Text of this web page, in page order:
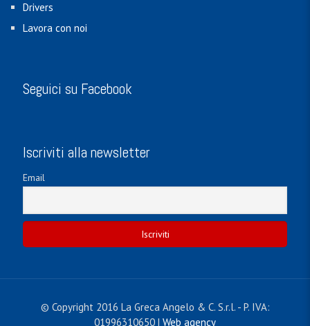
Drivers
Lavora con noi
Seguici su Facebook
Iscriviti alla newsletter
Email
© Copyright 2016 La Greca Angelo & C. S.r.l. - P. IVA:
01996310650 | Web agency